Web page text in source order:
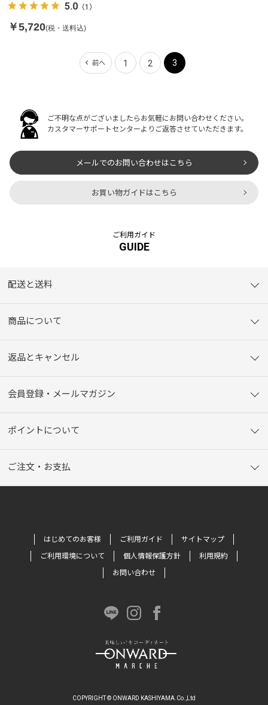
5.0 （1）
￥5,720(税・送料込)
前へ 1 2 3
ご不明な点がございましたらお気軽にお問い合わせください。
カスタマーサポートセンターよりご返答させていただきます。
メールでのお問い合わせはこちら
お買い物ガイドはこちら
ご利用ガイド
GUIDE
配送と送料
商品について
返品とキャンセル
会員登録・メールマガジン
ポイントについて
ご注文・お支払
はじめてのお客様 ご利用ガイド
サイトマップ
ご利用環境について
個人情報保護方針
利用規約
お問い合わせ
COPYRIGHT © ONWARD KASHIYAMA.Co.,Ltd